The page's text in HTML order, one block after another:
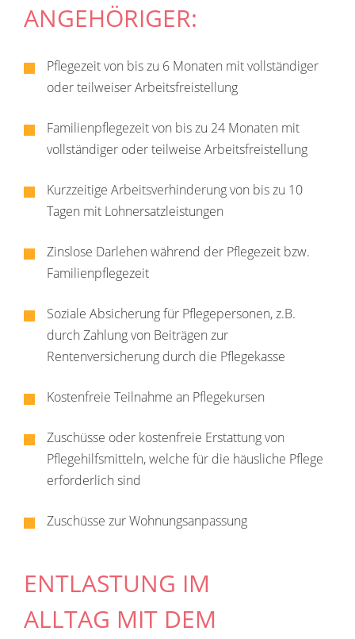
ANGEHÖRIGER:
Pflegezeit von bis zu 6 Monaten mit vollständiger
oder teilweiser Arbeitsfreistellung
Familienpflegezeit von bis zu 24 Monaten mit
vollständiger oder teilweise Arbeitsfreistellung
Kurzzeitige Arbeitsverhinderung von bis zu 10
Tagen mit Lohnersatzleistungen
Zinslose Darlehen während der Pflegezeit bzw.
Familienpflegezeit
Soziale Absicherung für Pflegepersonen, z.B.
durch Zahlung von Beiträgen zur
Rentenversicherung durch die Pflegekasse
Kostenfreie Teilnahme an Pflegekursen
Zuschüsse oder kostenfreie Erstattung von
Pflegehilfsmitteln, welche für die häusliche Pflege
erforderlich sind
Zuschüsse zur Wohnungsanpassung
ENTLASTUNG IM
ALLTAG MIT DEM